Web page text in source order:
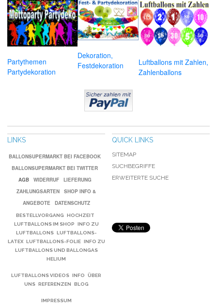
Partythemen
Partydekoration
Dekoration,
Festdekoration
Luftballons mit Zahlen,
Zahlenballons
LINKS
BALLONSUPERMARKT BEI FACEBOOK
BALLONSUPERMARKT BEI TWITTER
AGB
WIDERRUF
LIEFERUNG
ZAHLUNGSARTEN
SHOP INFO &
ANGEBOTE
DATENSCHUTZ
BESTELLVORGANG
HOCHZEIT
LUFTBALLONS IM SHOP
INFO ZU
LUFTBALLONS LUFTBALLONS-
LATEX LUFTBALLONS-FOLIE INFO ZU
LUFTBALLONS UND BALLONGAS
HELIUM
LUFTBALLONS VIDEOS INFO
ÜBER
UNS REFERENZEN BLOG
IMPRESSUM
QUICK LINKS
SITEMAP
SUCHBEGRIFFE
ERWEITERTE SUCHE